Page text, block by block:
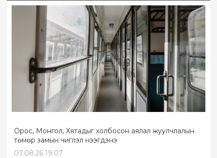
Орос, Монгол, Хятадыг холбосон аялал жуулчлалын
төмөр замын чиглэл нээгдэнэ
07.08.26 19:07